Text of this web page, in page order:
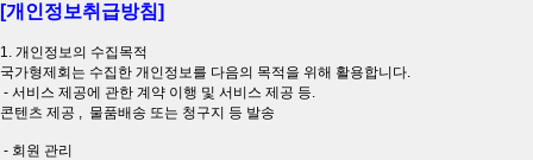
[개인정보취급방침]
1. 개인정보의 수집목적
국가형제회는 수집한 개인정보를 다음의 목적을 위해 활용합니다.
- 서비스 제공에 관한 계약 이행 및 서비스 제공 등.
콘텐츠 제공 , 물품배송 또는 청구지 등 발송
- 회원 관리